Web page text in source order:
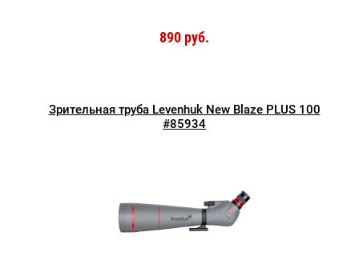
890 руб.
Зрительная труба Levenhuk New Blaze PLUS 100
#85934